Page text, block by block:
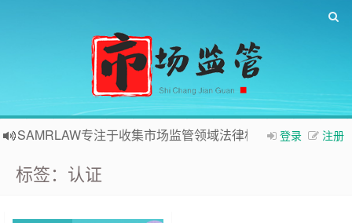
登录 注册
SAMRLAW专注于收集市场监管领域法律相关内容
标签：认证